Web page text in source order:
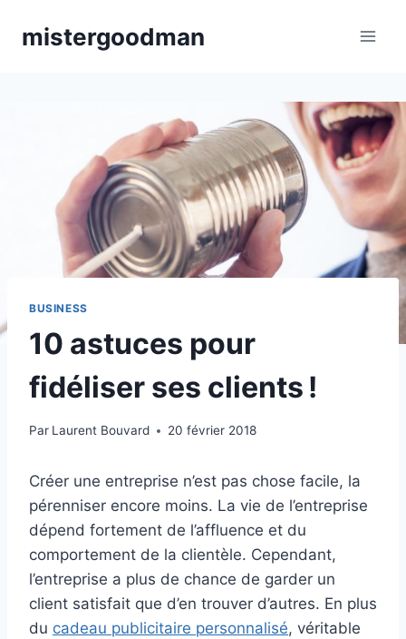
mistergoodman
BUSINESS
10 astuces pour
fidéliser ses clients !
Par Laurent Bouvard 20 février 2018
Créer une entreprise n’est pas chose facile, la
pérenniser encore moins. La vie de l’entreprise
dépend fortement de l’affluence et du
comportement de la clientèle. Cependant,
l’entreprise a plus de chance de garder un
client satisfait que d’en trouver d’autres. En plus
du cadeau publicitaire personnalisé, véritable